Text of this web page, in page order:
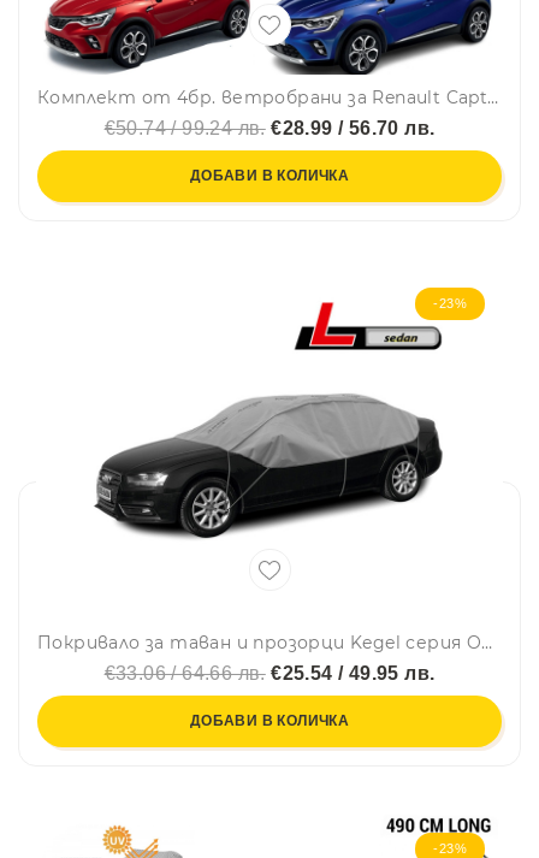
Комплект от 4бр. ветробрани за Renault Captur II 2019 г. + / Mitsubishi ASX II 2023 г. +
€50.74 / 99.24 лв.€28.99 / 56.70 лв.
ДОБАВИ В КОЛИЧКА
-23%
Покривало за таван и прозорци Kegel серия Optimal размер L сиво за седан 280-310cm.
€33.06 / 64.66 лв.€25.54 / 49.95 лв.
ДОБАВИ В КОЛИЧКА
-23%